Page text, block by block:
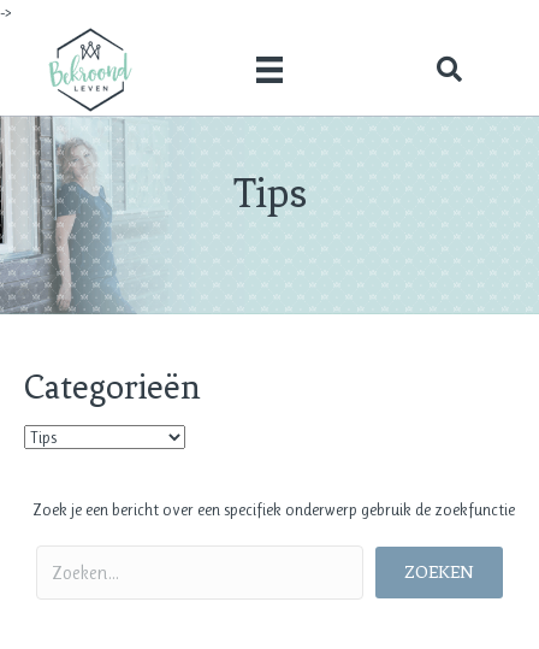
->
Tips
Categorieën
Categorieën
Zoek je een bericht over een specifiek onderwerp gebruik de zoekfunctie
ZOEKEN